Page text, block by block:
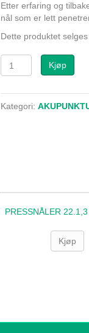
Etter erfaring og
nål som er lett
Dette produktet
SUPERSILIKON
0.20.15
(100
STK)
Kjøp
Kategori:
PRESSNÅLER
Kjøp